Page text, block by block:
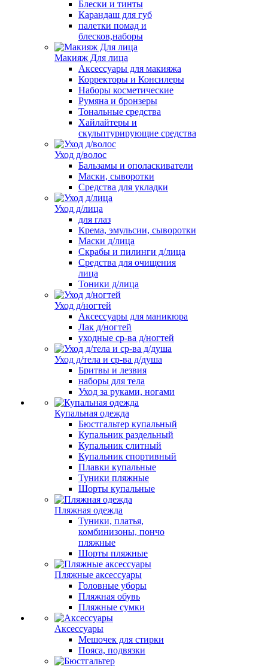
Блески и тинты
Карандаш для губ
палетки помад и
блесков,наборы
Макияж Для лица
Аксессуары для макияжа
Корректоры и Консилеры
Наборы косметические
Румяна и бронзеры
Тональные средства
Хайлайтеры и
скульптурирующие средства
Уход д/волос
Бальзамы и ополаскиватели
Маски, сыворотки
Средства для укладки
Уход д/лица
для глаз
Крема, эмульсии, сыворотки
Маски д/лица
Скрабы и пилинги д/лица
Средства для очищения
лица
Тоники д/лица
Уход д/ногтей
Аксессуары для маникюра
Лак д/ногтей
уходные ср-ва д/ногтей
Уход д/тела и ср-ва д/душа
Бритвы и лезвия
наборы для тела
Уход за руками, ногами
Купальная одежда
Бюстгальтер купальный
Купальник раздельный
Купальник слитный
Купальник спортивный
Плавки купальные
Туники пляжные
Шорты купальные
Пляжная одежда
Туники, платья,
комбинизоны, пончо
пляжные
Шорты пляжные
Пляжные аксессуары
Головные уборы
Пляжная обувь
Пляжные сумки
Аксессуары
Мешочек для стирки
Пояса, подвязки